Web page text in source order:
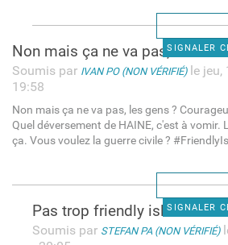
SIGNALER
Non mais ça ne va pas, les
Soumis par IVAN PO (NON VÉRIFIÉ)le jeu,
19:58
Non mais ça ne va pas, les gens ?
Quel déversement de HAINE, c'est à vomir.
ça. Vous voulez la guerre civile ?
SIGNALER
Pas trop friendly island au
Soumis par STEFAN PA (NON VÉRIFIÉ)